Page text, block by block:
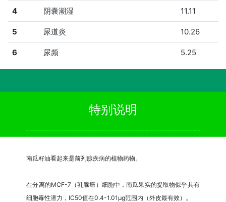
4 阴囊潮湿 11.11
5 尿道炎 10.26
6 尿频 5.25
特别说明
南瓜籽油看起来是前列腺疾病的植物药物。
在分离的MCF-7（乳腺癌）细胞中，南瓜果实的提取物似乎具有
细胞毒性潜力，IC50值在0.4-1.01μg范围内（外皮最有效）。